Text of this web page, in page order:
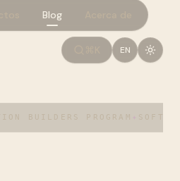
Blog
EN
BUILDERS PROGRAM ✦